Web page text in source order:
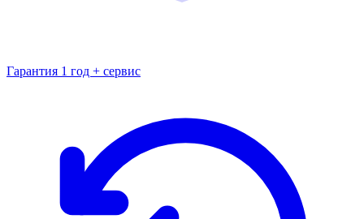
Гарантия 1 год + сервис